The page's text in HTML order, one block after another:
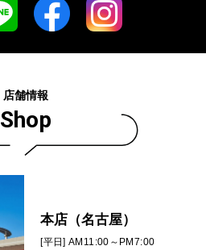
店舗情報
Shop
本店（名古屋）
[平日] AM11:00～PM7:00